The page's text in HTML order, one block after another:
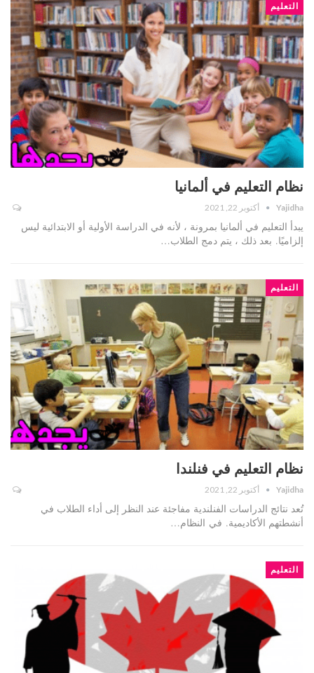
التعليم
نظام التعليم في ألمانيا
Yajidha أكتوبر 22, 2021
يبدأ التعليم في ألمانيا بمرونة ، لأنه في الدراسة الأولية أو الابتدائية ليس
إلزاميًا. بعد ذلك ، يتم دمج الطلاب…
التعليم
نظام التعليم في فنلندا
Yajidha أكتوبر 22, 2021
تُعد نتائج الدراسات الفنلندية مفاجئة عند النظر إلى أداء الطلاب في
أنشطتهم الأكاديمية. في النظام…
التعليم